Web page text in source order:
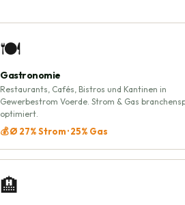
🍽️
Gastronomie
Restaurants, Cafés, Bistros und Kantinen in
Gewerbestrom Voerde. Strom & Gas
optimiert.
💰 Ø 27% Strom · 25% Gas
🏨